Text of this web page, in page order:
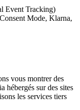
Event Tracking)
Mode, Klarna,
vous montrer des
hébergés sur des sites
les services tiers